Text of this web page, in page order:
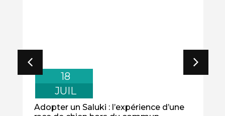
18
JUIL
Adopter un Saluki : l’expérience d’une